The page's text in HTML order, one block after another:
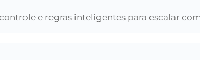
e regras inteligentes para escalar